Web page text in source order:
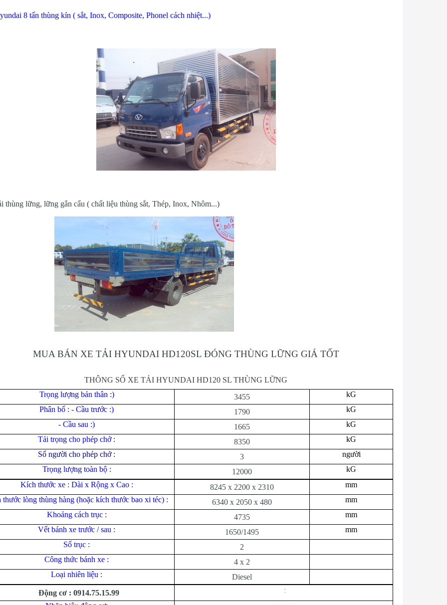
8 tấn thùng kín ( sắt, Inox, Composite, Phonel cách nhiệt...)
thùng lững, lững gắn cẩu ( chất liệu thùng sắt, Thép, Inox, Nhôm...)
MUA BÁN XE TẢI HYUNDAI HD120SL ĐÓNG THÙNG LỮNG GIÁ TỐT
THÔNG SỐ XE TẢI HYUNDAI HD120 SL THÙNG LỮNG
Trọng lượng bản thân :) 3455
kG
Phân bố : - Cầu trước :)
1790
kG
- Cầu sau :)
1665
kG
Tải trọng cho phép chở :
8350
kG
Số người cho phép chở :
3
người
Trọng lượng toàn bộ :
12000
kG
Kích thước xe : Dài x Rộng x Cao :
8245 x 2200 x 2310
mm
lòng thùng hàng (hoặc kích thước bao xi téc) :
6340 x 2050 x 480
mm
Khoảng cách trục :
4735
mm
Vết bánh xe trước / sau :
1650/1495
mm
Số trục :
2
Công thức bánh xe :
4 x 2
Loại nhiên liệu :
Diesel
Động cơ : 0914.75.15.99
: